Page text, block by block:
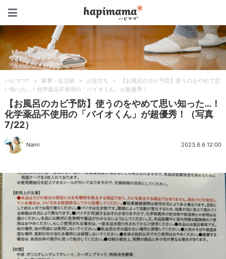
ハピママ* > 家事・生活術 > お役立ち >
【お風呂のカビ予防】使うのをやめて思
い知った…！化学薬品不使用の「バイオくん」が超優秀！
【お風呂のカビ予防】使うのをやめて思い知った…！
化学薬品不使用の「バイオくん」が超優秀！（写真
7/22）
Nami 2023.6.6 12:00